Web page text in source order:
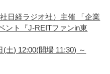
日経ラジオ社）主催 「企業
ント『J-REITファンin東
土) 12:00(開場 11:30) ～